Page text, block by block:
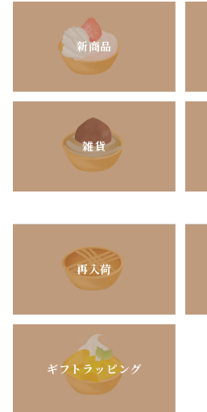
新商品
雑貨
再入荷
ギフトラッピング